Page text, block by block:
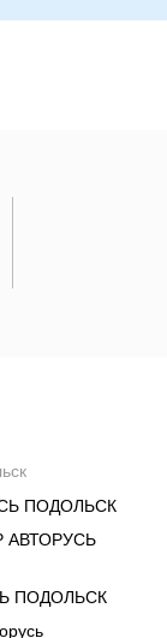
ПОДОЛЬСК
АВТОРУСЬ
ПОДОЛЬСК